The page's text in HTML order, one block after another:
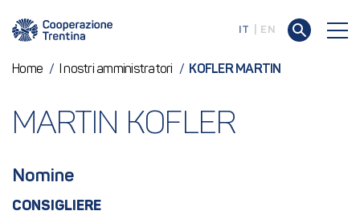
IT EN
Home / I nostri amministratori / KOFLER MARTIN
MARTIN KOFLER
Nomine
CONSIGLIERE